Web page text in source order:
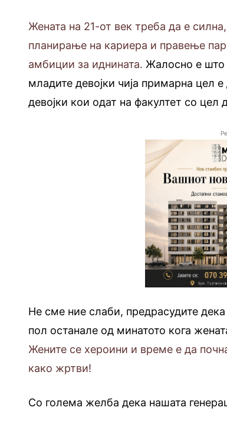
Жената на 21-от век треба да е
планирање на кариера и правење
амбиции за иднината.Жалосно е што
младите девојки чија примарна цел
девојки кои одат на факултет со цел
Не сме ние слаби, предрасудите
пол останале од минатото кога
Жените се хероини и време е да
како жртви!
Со голема желба дека нашата